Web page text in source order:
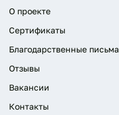
О проекте
Сертификаты
Благодарственные письма
Отзывы
Вакансии
Контакты